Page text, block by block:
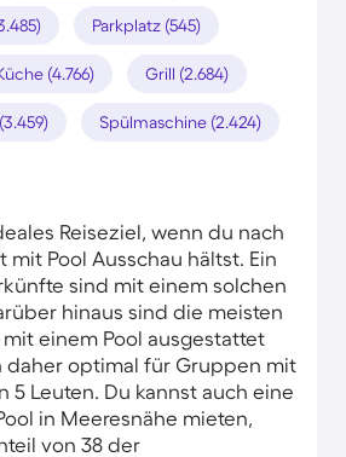
Parkplatz (545)
(4.766) Grill (2.684)
Spülmaschine (2.424)
Reiseziel, wenn du nach
Pool Ausschau hältst. Ein
sind mit einem solchen
hinaus sind die meisten
einem Pool ausgestattet
daher optimal für Gruppen mit
5 Leuten. Du kannst auch eine
in Meeresnähe mieten,
von 38 der